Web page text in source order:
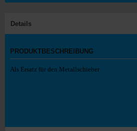
Details
PRODUKTBESCHREIBUNG
Als Ersatz für den Metallschieber